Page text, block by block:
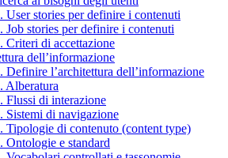
User stories per definire i contenuti
Job stories per definire i contenuti
Criteri di accettazione
dell’informazione
Definire l’architettura dell’informazione
Alberatura
Flussi di interazione
Sistemi di navigazione
Tipologie di contenuto (content type)
Ontologie e standard